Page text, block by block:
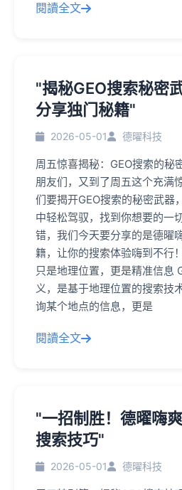
閱讀全文
"揭秘GEO搜索秘密
分享独门秘籍"
2026-05-01 德曜科技
周五惊喜揭秘：GEO搜索的秘
朋友们，又到了周五这个充满
们要揭开GEO搜索的秘密武器
中轻松驾驭，找到你想要的一
错，我们今天要分享的是德曜
籍，让你的搜索体验嗨到不行
只是地理位置，更是精准信息
义，是基于地理位置的搜索技
询某个地点的信息，更是
閱讀全文
"一招制胜！德曜嗨
搜索技巧"
2026-05-01 德曜科技